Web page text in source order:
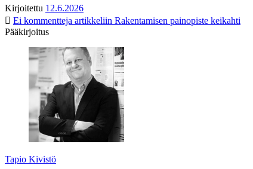
Kirjoitettu 12.6.2026
Ei kommentteja artikkeliin Rakentamisen painopiste keikahti
Pääkirjoitus
Tapio Kivistö